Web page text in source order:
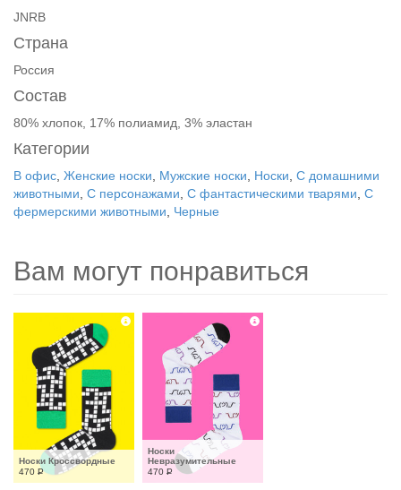
JNRB
Страна
Россия
Состав
80% хлопок, 17% полиамид, 3% эластан
Категории
В офис Женские носки Мужские носки Носки С домашними
животными С персонажами С фантастическими тварями С
фермерскими животными
Черные
Вам могут понравиться
Носки Кроссвордные
470 Р
Носки
Невразумительные
470 Р